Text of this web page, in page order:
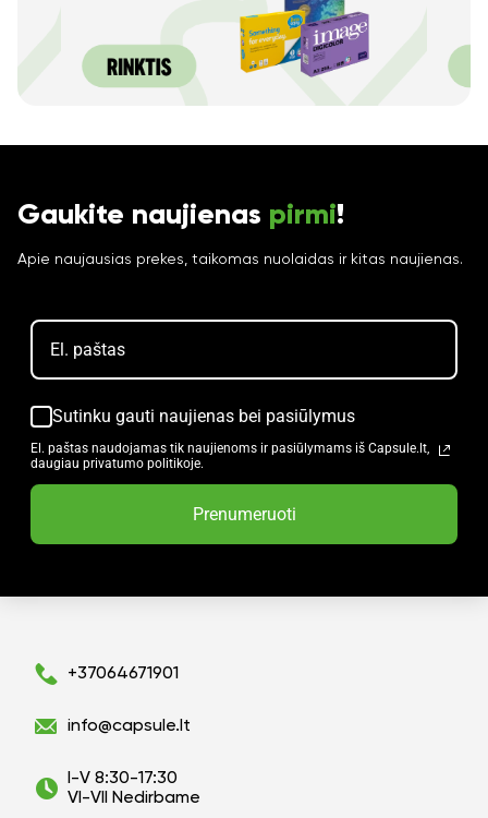
Gaukite naujienas pirmi!
Apie naujausias prekes, taikomas nuolaidas ir kitas naujienas.
Sutinku gauti naujienas bei pasiūlymus
El. paštas naudojamas tik naujienoms ir pasiūlymams iš Capsule.lt,
daugiau privatumo politikoje.
Prenumeruoti
+37064671901
info@capsule.lt
I-V 8:30-17:30
VI-VII Nedirbame